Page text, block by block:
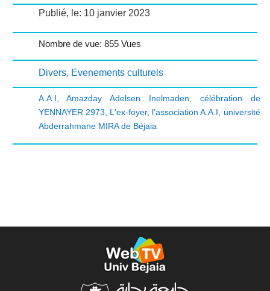
Publié, le: 10 janvier 2023
Nombre de vue: 855 Vues
Divers, Evenements culturels
A.A.I ,Amazday Adelsen Inelmaden
célébration de
YENNAYER 2973
L'ex-foyer, l’association A.A.I
université
Abderrahmane MIRA de Béjaia